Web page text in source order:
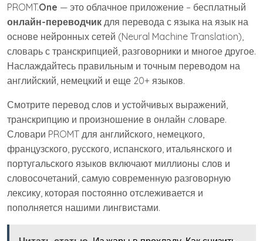
PROMT.One — это облачное приложение – бесплатный
онлайн-переводчик для перевода с языка на язык на
основе нейронных сетей (Neural Machine Translation),
словарь с транскрипцией, разговорники и многое другое.
Наслаждайтесь правильным и точным переводом на
английский, немецкий и еще 20+ языков.
Смотрите перевод слов и устойчивых выражений,
транскрипцию и произношение в онлайн cловаре.
Словари PROMT для английского, немецкого,
французского, русского, испанского, итальянского и
португальского языков включают миллионы слов и
словосочетаний, самую современную разговорную
лексику, которая постоянно отслеживается и
пополняется нашими лингвистами.